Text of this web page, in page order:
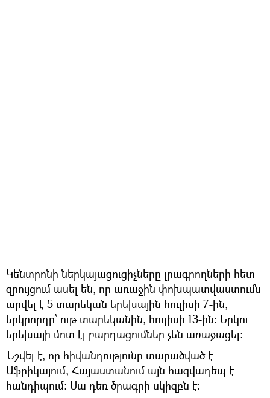
Կենտրոնի ներկայացուցիչները լրագրողների հետ
զրույցում ասել են, որ առաջին փոխպատվաստումն
արվել է 5 տարեկան երեխային հուլիսի 7-ին,
երկրորդը՝ ութ տարեկանին, հուլիսի 13-ին։ Երկու
երեխայի մոտ էլ բարդացումներ չեն առաջացել։
Նշվել է, որ հիվանդությունը տարածված է
Աֆրիկայում, Հայաստանում այն հազվադեպ է
հանդիպում։ Սա դեռ ծրագրի սկիզբն է։